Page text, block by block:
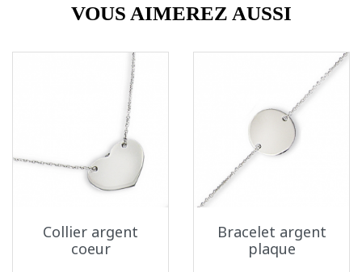
VOUS AIMEREZ AUSSI
Collier argent
coeur
Bracelet argent
plaque